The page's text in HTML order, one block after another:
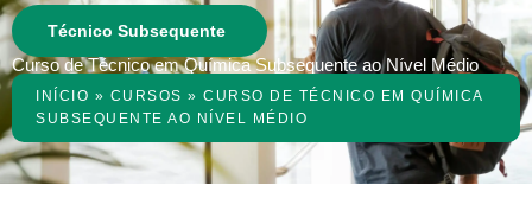
Técnico Subsequente
Curso de Técnico em Química Subsequente ao Nível Médio
INÍCIO » CURSOS » CURSO DE TÉCNICO EM QUÍMICA
SUBSEQUENTE AO NÍVEL MÉDIO